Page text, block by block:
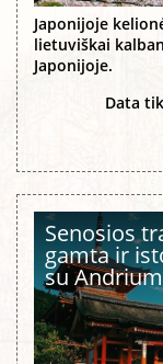
Japonijoje
lietuviškai
Japonijoje.
Data
Senosios
gamta ir
su